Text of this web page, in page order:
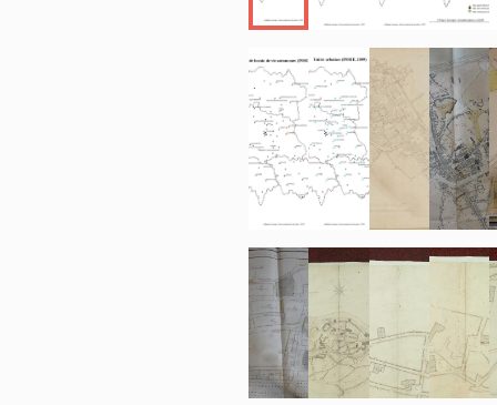
désordres.
décalage
(par
début du
concernant
réalité
les monts
de ville) ;
sur
exemple, la
Riom entre
L'évolution
le